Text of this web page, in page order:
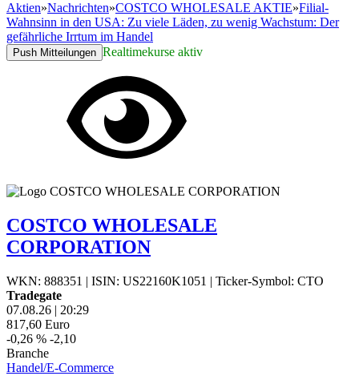
Aktien»Nachrichten»COSTCO WHOLESALE AKTIE»Filial-
Wahnsinn in den USA: Zu viele Läden, zu wenig Wachstum: Der
gefährliche Irrtum im Handel
Push Mitteilungen Realtimekurse aktiv
COSTCO WHOLESALE
CORPORATION
WKN: 888351 | ISIN: US22160K1051 | Ticker-Symbol: CTO
Tradegate
07.08.26 | 20:29
817,60 Euro
-0,26 % -2,10
Branche
Handel/E-Commerce